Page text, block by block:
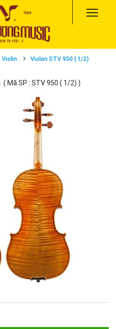
Violin Violon STV 950 ( 1/2)
( Mã SP : STV 950 ( 1/2) )